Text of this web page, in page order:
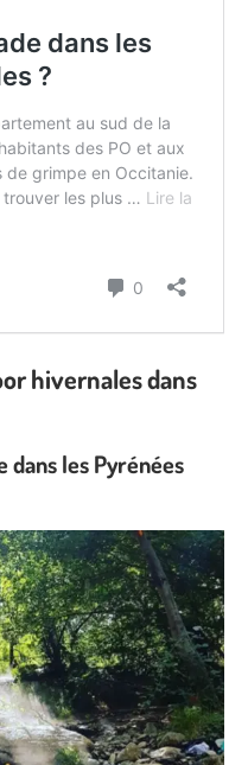
hivernales dans
dans les Pyrénées